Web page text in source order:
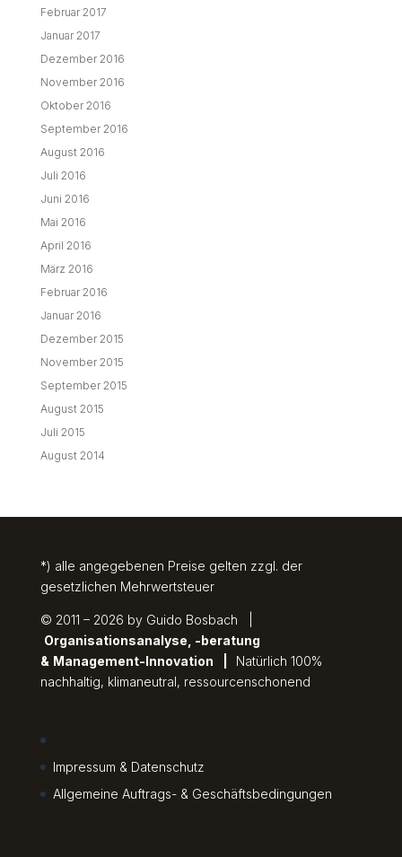
Februar 2017
Januar 2017
Dezember 2016
November 2016
Oktober 2016
September 2016
August 2016
Juli 2016
Juni 2016
Mai 2016
April 2016
März 2016
Februar 2016
Januar 2016
Dezember 2015
November 2015
September 2015
August 2015
Juli 2015
August 2014
*) alle angegebenen Preise gelten zzgl. der
gesetzlichen Mehrwertsteuer
© 2011 – 2026 by Guido Bosbach |
Organisationsanalyse, -beratung
& Management-Innovation
Natürlich 100%
nachhaltig, klimaneutral, ressourcenschonend
Impressum & Datenschutz
Allgemeine Auftrags- & Geschäftsbedingungen